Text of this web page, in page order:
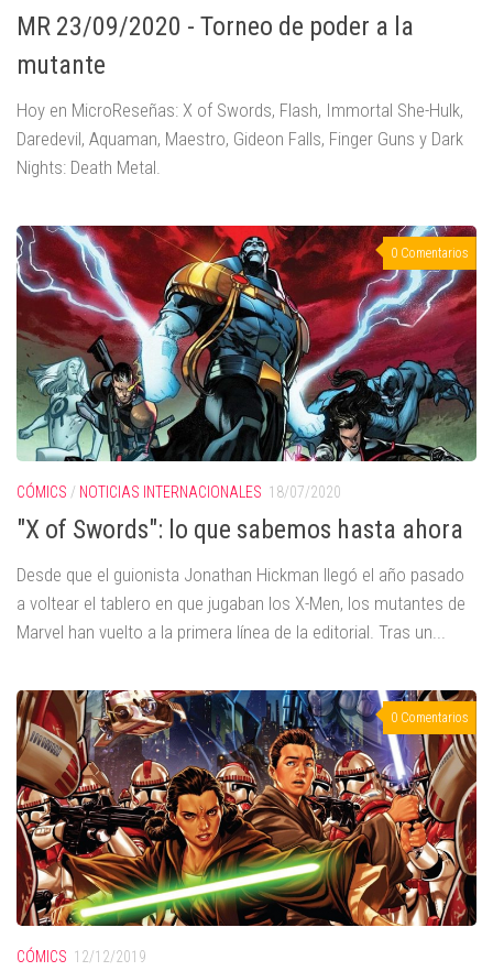
MR 23/09/2020 - Torneo de poder a la
mutante
Hoy en MicroReseñas: X of Swords, Flash, Immortal She-Hulk,
Daredevil, Aquaman, Maestro, Gideon Falls, Finger Guns y Dark
Nights: Death Metal.
0 Comentarios
CÓMICS / NOTICIAS INTERNACIONALES 18/07/2020
"X of Swords": lo que sabemos hasta ahora
Desde que el guionista Jonathan Hickman llegó el año pasado
a voltear el tablero en que jugaban los X-Men, los mutantes de
Marvel han vuelto a la primera línea de la editorial. Tras un...
0 Comentarios
CÓMICS 12/12/2019